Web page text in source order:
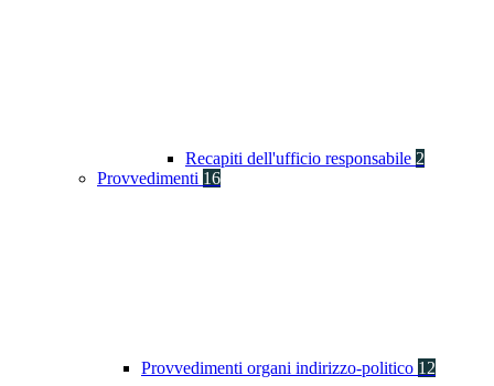
Recapiti dell'ufficio responsabile 2
Provvedimenti 16
Provvedimenti organi indirizzo-politico 12